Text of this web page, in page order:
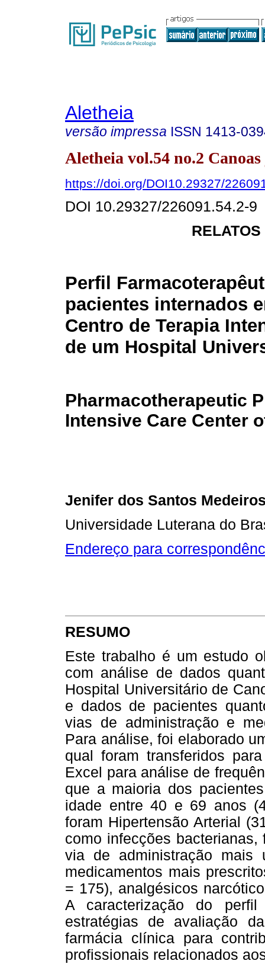
Aletheia
versão impressa ISSN 1413-
Aletheia vol.54 no.2
https://doi.org/DOI10.29327/
DOI 10.29327/226091.54.2-9
Perfil
pacientes internados
Centro de Terapia
de um Hospital
Pharmacotherapeutic
Intensive Care Center
Jenifer dos Santos
Universidade Luterana do
Endereço para
RESUMO
Este trabalho é um estudo
com análise de dados
Hospital Universitário de
e dados de pacientes
vias de administração e
Para análise, foi elaborado
qual foram transferidos
Excel para análise de
que a maioria dos
idade entre 40 e 69 anos
foram Hipertensão Arterial
como infecções
via de administração mais
medicamentos mais
= 175), analgésicos
A caracterização do perfil
estratégias de avaliação
farmácia clínica para
profissionais relacionados